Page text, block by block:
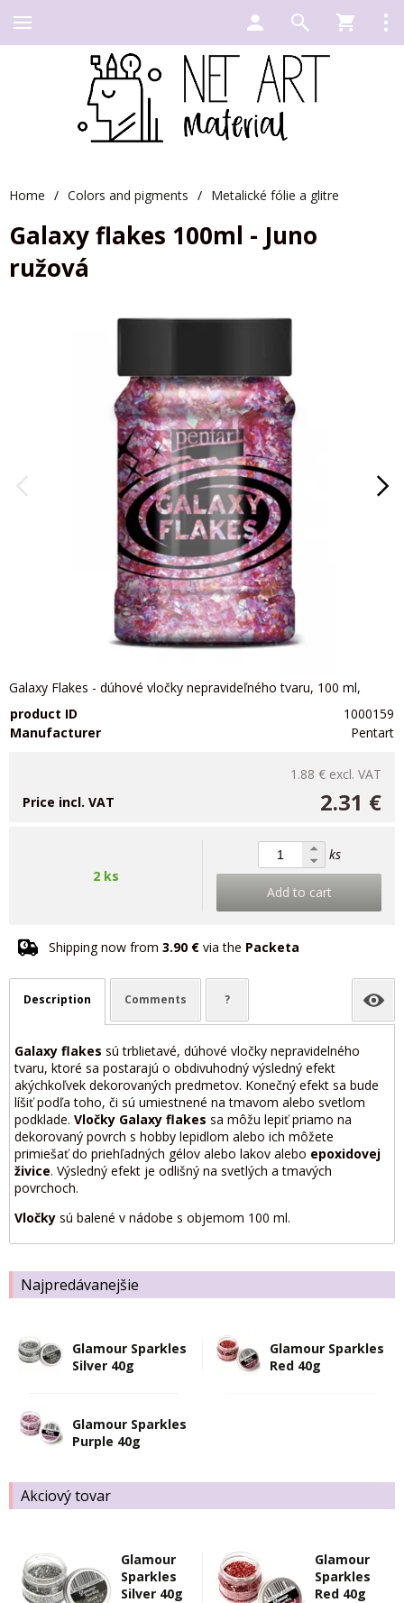
Najpredávanejšie
Glamour Sparkles
Silver 40g
Glamour Sparkles
Red 40g
Glamour Sparkles
Purple 40g
Akciový tovar
Glamour
Sparkles
Silver 40g
Glamour
Sparkles
Red 40g
Home / Colors and pigments / Metalické fólie a glitre
Galaxy flakes 100ml - Juno
ružová
Galaxy Flakes - dúhové vločky nepravideľného tvaru, 100 ml,
product ID
1000159
Manufacturer
Pentart
1.88 € excl. VAT
2.31 €
Price incl. VAT
2 ks
ks
Add to cart
Shipping now from 3.90 € via the Packeta
Description Comments ?
Galaxy flakes sú trblietavé, dúhové vločky nepravidelného
tvaru, ktoré sa postarajú o obdivuhodný výsledný efekt
akýchkoľvek dekorovaných predmetov. Konečný efekt sa bude
líšiť podľa toho, či sú umiestnené na tmavom alebo svetlom
podklade. Vločky Galaxy flakes sa môžu lepiť priamo na
dekorovaný povrch s hobby lepidlom alebo ich môžete
primiešať do priehľadných gélov alebo lakov alebo epoxidovej
živice. Výsledný efekt je odlišný na svetlých a tmavých
povrchoch.
Vločky sú balené v nádobe s objemom 100 ml.